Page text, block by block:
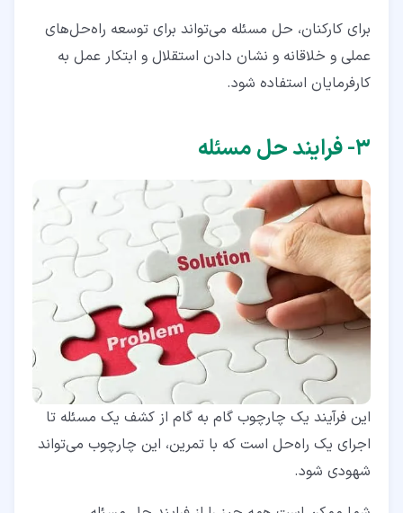
برای کارکنان، حل مسئله می‌تواند برای توسعه راه‌حل‌های
عملی و خلاقانه و نشان‌ دادن استقلال و ابتکار عمل به
کارفرمایان استفاده شود.
۳‏- فرایند حل مسئله
این فرآیند یک چارچوب گام‌ به‌ گام از کشف یک مسئله تا
اجرای یک راه‌حل است که با تمرین، این چارچوب می‌تواند
شهودی شود.